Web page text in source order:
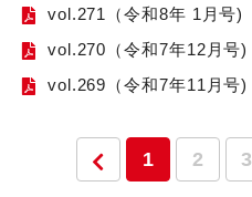
vol.271（令和8年 1月号)
vol.270（令和7年12月号)
vol.269（令和7年11月号)
1 2 3